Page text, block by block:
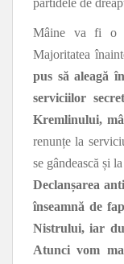
partidele de
Mâine va fi o
Majoritatea
pus să aleagă
serviciilor
Kremlinului,
renunțe la
se gândească și
Declanșarea
înseamnă de
Nistrului, iar
Atunci vom